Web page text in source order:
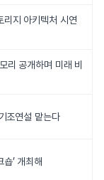
지 아키텍처 시연
공개하며 미래 비
조연설 맡는다
’ 개최해